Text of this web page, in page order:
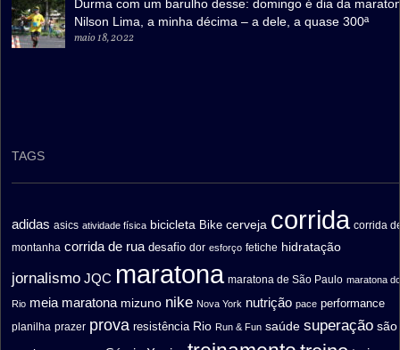
Durma com um barulho desse: domingo é dia da
Nilson Lima, a minha décima – a dele, a quase 300ª
maio 18, 2022
TAGS
adidas asics atividade física bicicleta Bike cerveja corrida corrida
montanha corrida de rua desafio dor esforço fetiche hidratação
jornalismo JQC maratona maratona de São Paulo maratona
Rio meia maratona mizuno nike Nova York nutrição pace performance
planilha prazer prova resistência Rio Run & Fun saúde superação são